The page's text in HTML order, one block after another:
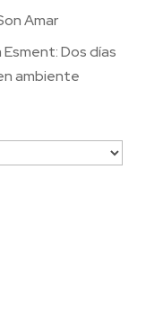
Amar
Dos días
ambiente